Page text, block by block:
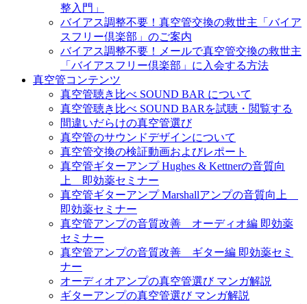
整入門」
バイアス調整不要！真空管交換の救世主「バイア
スフリー倶楽部」のご案内
バイアス調整不要！メールで真空管交換の救世主
「バイアスフリー倶楽部」に入会する方法
真空管コンテンツ
真空管聴き比べ SOUND BAR について
真空管聴き比べ SOUND BARを試聴・閲覧する
間違いだらけの真空管選び
真空管のサウンドデザインについて
真空管交換の検証動画およびレポート
真空管ギターアンプ Hughes & Kettnerの音質向
上 即効薬セミナー
真空管ギターアンプ Marshallアンプの音質向上
即効薬セミナー
真空管アンプの音質改善 オーディオ編 即効薬
セミナー
真空管アンプの音質改善 ギター編 即効薬セミ
ナー
オーディオアンプの真空管選び マンガ解説
ギターアンプの真空管選び マンガ解説